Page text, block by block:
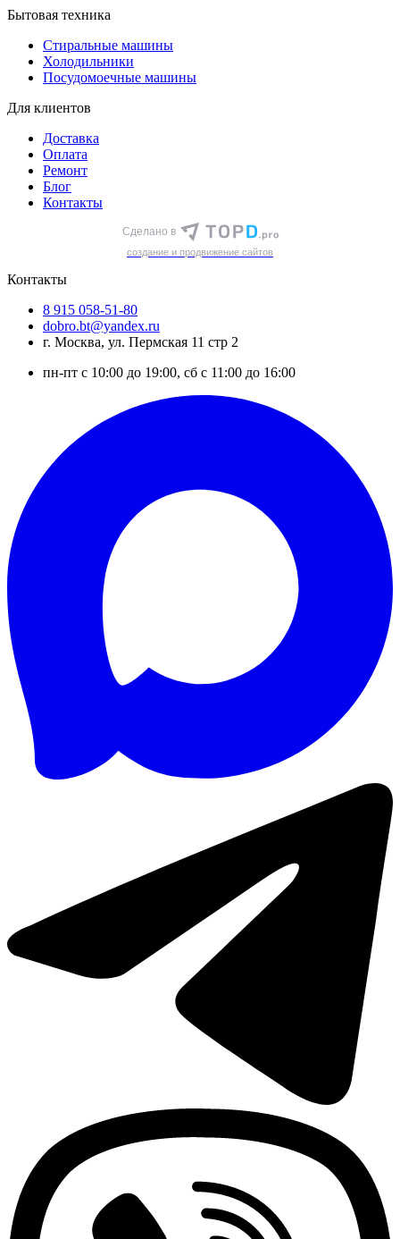
Бытовая техника
Стиральные машины
Холодильники
Посудомоечные машины
Для клиентов
Доставка
Оплата
Ремонт
Блог
Контакты
Сделано в
cоздание и продвижение сайтов
Контакты
8 915 058-51-80
dobro.bt@yandex.ru
г. Москва, ул. Пермская 11 стр 2
пн-пт с 10:00 до 19:00, сб с 11:00 до 16:00